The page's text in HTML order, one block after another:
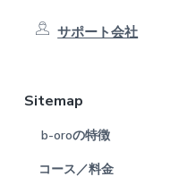
サポート会社
Sitemap
b-oroの特徴
コース／料金